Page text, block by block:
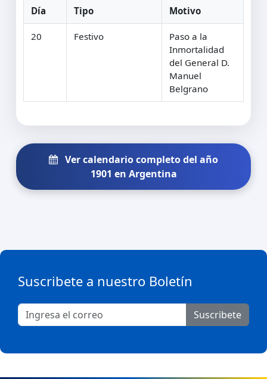
Día Tipo Motivo
20 Festivo
Paso a la
Inmortalidad
del General D.
Manuel
Belgrano
Ver calendario completo del año
1901 en Argentina
Suscribete a nuestro Boletín
Suscribete